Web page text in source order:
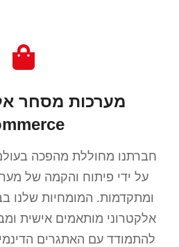
חברתנו מחוללת מהפכה
על ידי פיתוח והקמה של
ומתקדמות. המומחיות שלנו
אלקטרוני מותאמים אישית
להתמודד עם האתגרים